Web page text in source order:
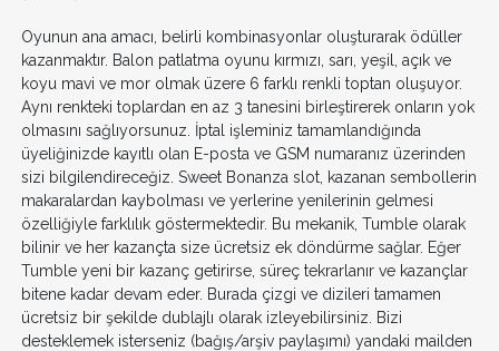
Oyunun ana amacı, belirli kombinasyonlar oluşturarak ödüller
kazanmaktır. Balon patlatma oyunu kırmızı, sarı, yeşil, açık ve
koyu mavi ve mor olmak üzere 6 farklı renkli toptan oluşuyor.
Aynı renkteki toplardan en az 3 tanesini birleştirerek onların yok
olmasını sağlıyorsunuz. İptal işleminiz tamamlandığında
üyeliğinizde kayıtlı olan E-posta ve GSM numaranız üzerinden
sizi bilgilendireceğiz. Sweet Bonanza slot, kazanan sembollerin
makaralardan kaybolması ve yerlerine yenilerinin gelmesi
özelliğiyle farklılık göstermektedir. Bu mekanik, Tumble olarak
bilinir ve her kazançta size ücretsiz ek döndürme sağlar. Eğer
Tumble yeni bir kazanç getirirse, süreç tekrarlanır ve kazançlar
bitene kadar devam eder. Burada çizgi ve dizileri tamamen
ücretsiz bir şekilde dublajlı olarak izleyebilirsiniz. Bizi
desteklemek isterseniz (bağış/arşiv paylaşımı) yandaki mailden